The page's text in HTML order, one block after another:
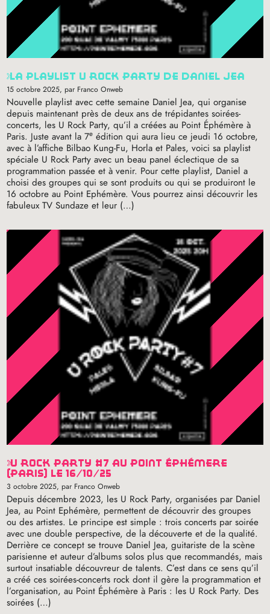
la playlist u rock party de daniel jea
15 octobre 2025, par Franco Onweb
Nouvelle playlist avec cette semaine Daniel Jea, qui organise
depuis maintenant près de deux ans de trépidantes soirées-
concerts, les U Rock Party, qu’il a créées au Point Éphémère à
Paris. Juste avant la 7e édition qui aura lieu ce jeudi 16 octobre,
avec à l’affiche Bilbao Kung-Fu, Horla et Pales, voici sa playlist
spéciale U Rock Party avec un beau panel éclectique de sa
programmation passée et à venir. Pour cette playlist, Daniel a
choisi des groupes qui se sont produits ou qui se produiront le
16 octobre au Point Ephémère. Vous pourrez ainsi découvrir les
fabuleuxTV Sundaze et leur (…)
u rock party #7 au point éphémère
(paris) le 16/10/25
3 octobre 2025, par Franco Onweb
Depuis décembre 2023, les U Rock Party, organisées par Daniel
Jea, au Point Ephémère, permettent de découvrir des groupes
ou des artistes. Le principe est simple : trois concerts par soirée
avec une double perspective, de la découverte et de la qualité.
Derrière ce concept se trouve Daniel Jea, guitariste de la scène
parisienne et auteur d’albums solos plus que recommandés, mais
surtout insatiable découvreur de talents. C’est dans ce sens qu’il
a créé ces soirées-concerts rock dont il gère la programmation et
l’organisation, au Point Éphémère à Paris : les U Rock Party. Des
soirées (…)